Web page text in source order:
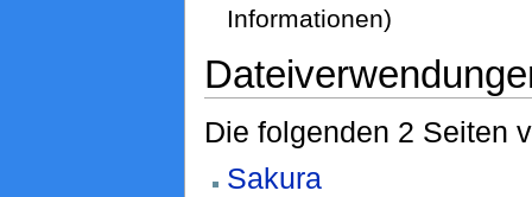
Informationen)
Die folgenden 2 Seiten
Sakura